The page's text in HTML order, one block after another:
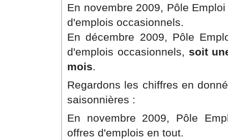
En novembre 2009, Pôle
d'emplois occasionnels.
En décembre 2009, Pôle
d'emplois occasionnels, soit
mois.
Regardons les chiffres en
saisonnières :
En novembre 2009, Pôle
offres d'emplois en tout.